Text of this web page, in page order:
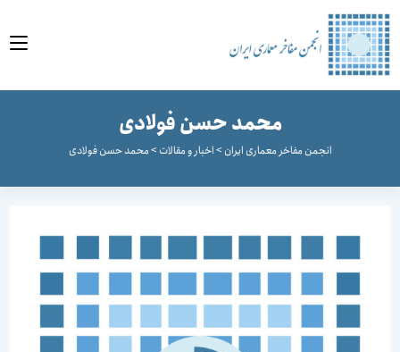
محمد حسن فولادی
انجمن مفاخر معماری ایران>اخبار و مقالات>محمد حسن فولادی